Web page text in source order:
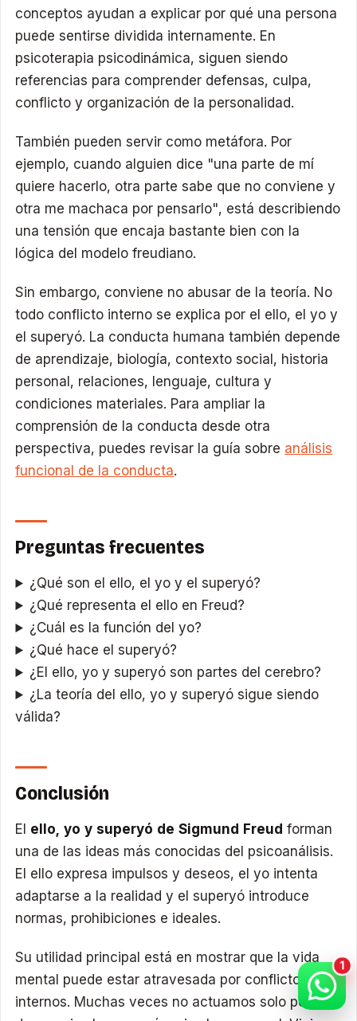
conceptos ayudan a explicar por qué una persona
puede sentirse dividida internamente. En
psicoterapia psicodinámica, siguen siendo
referencias para comprender defensas, culpa,
conflicto y organización de la personalidad.
También pueden servir como metáfora. Por
ejemplo, cuando alguien dice "una parte de mí
quiere hacerlo, otra parte sabe que no conviene y
otra me machaca por pensarlo", está describiendo
una tensión que encaja bastante bien con la
lógica del modelo freudiano.
Sin embargo, conviene no abusar de la teoría. No
todo conflicto interno se explica por el ello, el yo y
el superyó. La conducta humana también depende
de aprendizaje, biología, contexto social, historia
personal, relaciones, lenguaje, cultura y
condiciones materiales. Para ampliar la
comprensión de la conducta desde otra
perspectiva, puedes revisar la guía sobre análisis
funcional de la conducta.
Preguntas frecuentes
¿Qué son el ello, el yo y el superyó?
¿Qué representa el ello en Freud?
¿Cuál es la función del yo?
¿Qué hace el superyó?
¿El ello, yo y superyó son partes del cerebro?
¿La teoría del ello, yo y superyó sigue siendo
válida?
Conclusión
El ello, yo y superyó de Sigmund Freud forman
una de las ideas más conocidas del psicoanálisis.
El ello expresa impulsos y deseos, el yo intenta
adaptarse a la realidad y el superyó introduce
normas, prohibiciones e ideales.
Su utilidad principal está en mostrar que la vida
mental puede estar atravesada por conflictos
internos. Muchas veces no actuamos solo por